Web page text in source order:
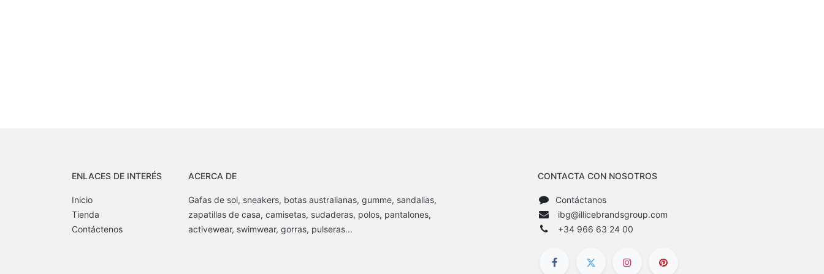
ENLACES DE INTERÉS
Inicio
Tienda
Contáctenos
ACERCA DE
Gafas de sol, sneakers, botas australianas, gumme, sandalias,
zapatillas de casa, camisetas, sudaderas, polos, pantalones,
activewear, swimwear, gorras, pulseras...
CONTACTA CON NOSOTROS
Contáctanos
ibg@illicebrandsgroup.com
+34 966 63 24 00